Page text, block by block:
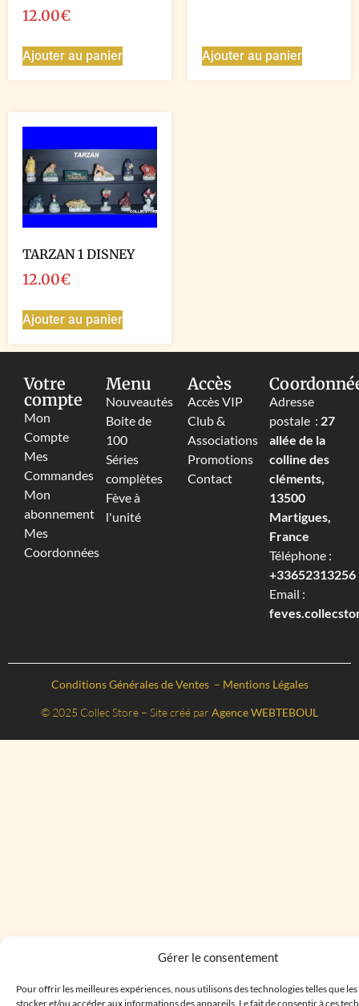
Gérer le consentement
Pour offrir les meilleures expériences, nous utilisons des technologies telles que
stocker et/ou accéder aux informations des appareils. Le fait de consentir à ces
12.00€
Ajouter au panier Ajouter au panier
TARZAN 1 DISNEY
12.00€
Ajouter au panier
Votre
compte
Mon
Compte
Mes
Commandes
Mon
abonnement
Mes
Coordonnées
Menu
Nouveautés
Boite de
100
Séries
complètes
Fève à
l'unité
Accès
Accès VIP
Club &
Associations
Promotions
Contact
Adresse
postale : 27
allée de la
colline des
cléments,
13500
Martigues,
France
Téléphone :
+33652313256‬
Email :
Conditions Générales de Ventes – Mentions Légales
© 2025 Collec Store – Site créé par Agence WEBTEBOUL